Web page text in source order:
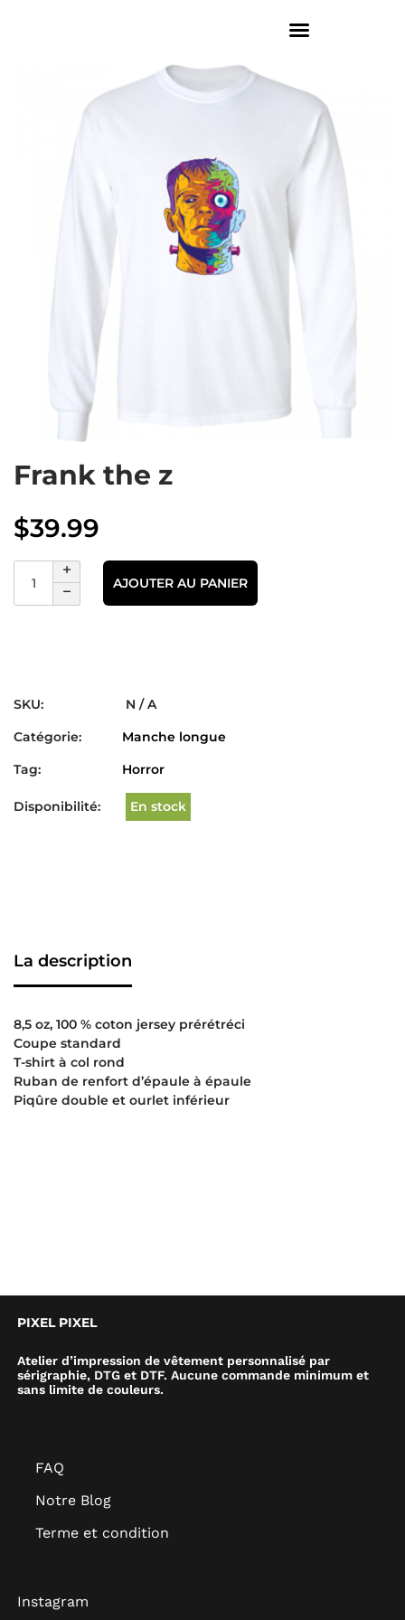
Frank the z
$39.99
AJOUTER AU PANIER
SKU:
N / A
Catégorie:
Manche longue
Tag:
Horror
Disponibilité: En stock
La description
8,5 oz, 100 % coton jersey prérétréci
Coupe standard
T-shirt à col rond
Ruban de renfort d’épaule à épaule
Piqûre double et ourlet inférieur
PIXEL PIXEL
Atelier d’impression de vêtement personnalisé par
sérigraphie, DTG et DTF. Aucune commande minimum et
sans limite de couleurs.
FAQ
Notre Blog
Terme et condition
Instagram